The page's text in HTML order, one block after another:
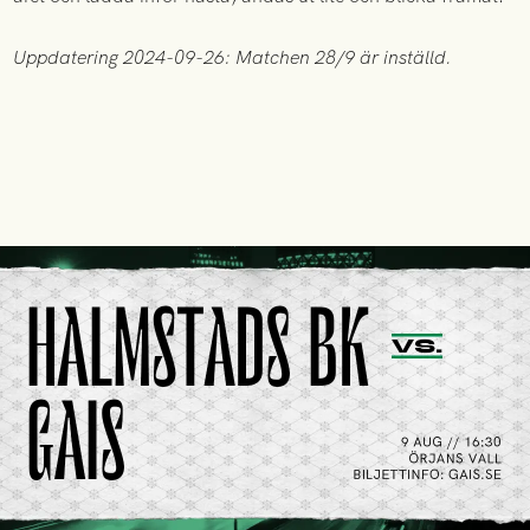
Uppdatering 2024-09-26: Matchen 28/9 är inställd.